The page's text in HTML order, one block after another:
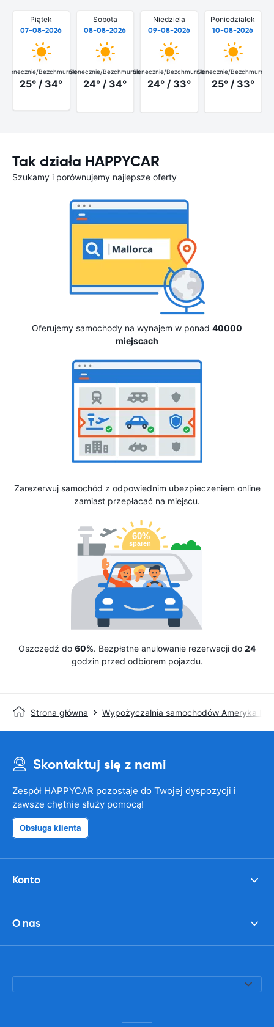
Piątek
07-08-2026
Słonecznie/Bezchmurnie
25° / 34°
Sobota
08-08-2026
Słonecznie/Bezchmurnie
24° / 34°
Niedziela
09-08-2026
Słonecznie/Bezchmurnie
24° / 33°
Poniedziałek
10-08-2026
Słonecznie/Bezchmurnie
25° / 33°
Tak działa HAPPYCAR
Szukamy i porównujemy najlepsze oferty
Oferujemy samochody na wynajem w ponad 40000
miejscach
Zarezerwuj samochód z odpowiednim ubezpieczeniem online
zamiast przepłacać na miejscu.
Oszczędź do 60%. Bezpłatne anulowanie rezerwacji do 24
godzin przed odbiorem pojazdu.
Strona główna Wypożyczalnia samochodów Ameryka
Skontaktuj się z nami
Zespół HAPPYCAR pozostaje do Twojej dyspozycji i
zawsze chętnie służy pomocą!
Obsługa klienta
Konto
O nas